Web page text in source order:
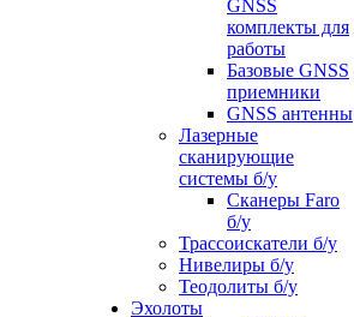
GNSS
комплекты для
работы
Базовые GNSS
приемники
GNSS антенны
Лазерные
сканирующие
системы б/у
Сканеры Faro
б/у
Трассоискатели б/у
Нивелиры б/у
Теодолиты б/у
Эхолоты